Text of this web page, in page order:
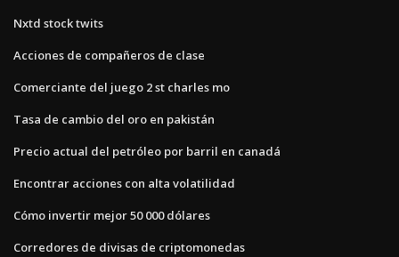
Nxtd stock twits
Acciones de compañeros de clase
Comerciante del juego 2 st charles mo
Tasa de cambio del oro en pakistán
Precio actual del petróleo por barril en canadá
Encontrar acciones con alta volatilidad
Cómo invertir mejor 50 000 dólares
Corredores de divisas de criptomonedas